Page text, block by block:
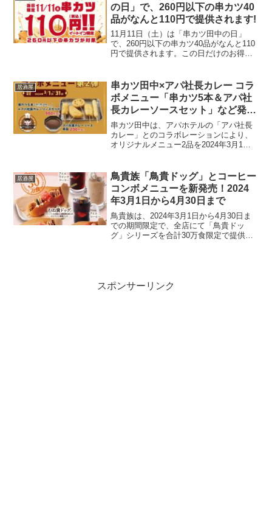
の日」で、260円以下の串カツ40
品がなんと110円で提供されます!
11月11日（土）は「串カツ田中の日」
で、260円以下の串カツ40品がなんと110
円で提供されます。この日だけのお得な
様々な種類の串カツを楽しんでみてくだ
さい。ただし、こ...
居酒屋
串カツ田中×アパ社長カレー コラ
ボメニュー「串カツ5本＆アパ社
長カレーソースセット」など発
売！2024年3月1日から31日まで
串カツ田中は、アパホテルの「アパ社長
カレー」とのコラボレーションにより、
オリジナルメニュー2品を2024年3月1日
国の串カツ田中で楽しめます。コラボメ
ニュー詳細串カツ...
居酒屋
鳥貴族「鳥貴ドッグ」とコーヒー
コンボメニューを新発売！2024
年3月1日から4月30日まで
鳥貴族は、2024年3月1日から4月30日ま
での期間限定で、全店にて「鳥貴ドッ
グ」シリーズを合計30万食限定で提供し
スポンサーリンク